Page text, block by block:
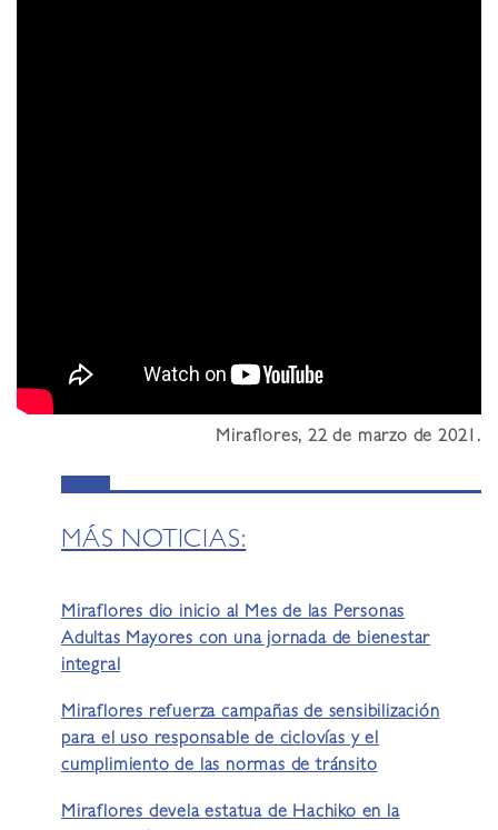
Miraflores, 22 de marzo de 2021.
MÁS NOTICIAS:
Miraflores dio inicio al Mes de las Personas
Adultas Mayores con una jornada de bienestar
integral
Miraflores refuerza campañas de sensibilización
para el uso responsable de ciclovías y el
cumplimiento de las normas de tránsito
Miraflores devela estatua de Hachiko en la